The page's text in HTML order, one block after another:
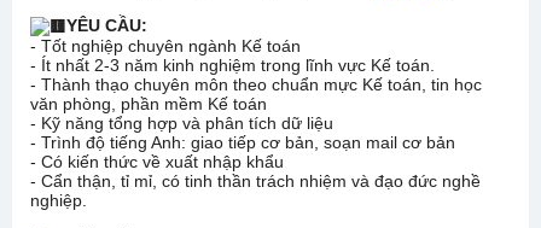
YÊU CẦU:
- Tốt nghiệp chuyên ngành Kế toán
- Ít nhất 2-3 năm kinh nghiệm trong lĩnh vực Kế toán.
- Thành thạo chuyên môn theo chuẩn mực Kế toán, tin học
văn phòng, phần mềm Kế toán
- Kỹ năng tổng hợp và phân tích dữ liệu
- Trình độ tiếng Anh: giao tiếp cơ bản, soạn mail cơ bản
- Có kiến thức về xuất nhập khẩu
- Cẩn thận, tỉ mỉ, có tinh thần trách nhiệm và đạo đức nghề
nghiệp.